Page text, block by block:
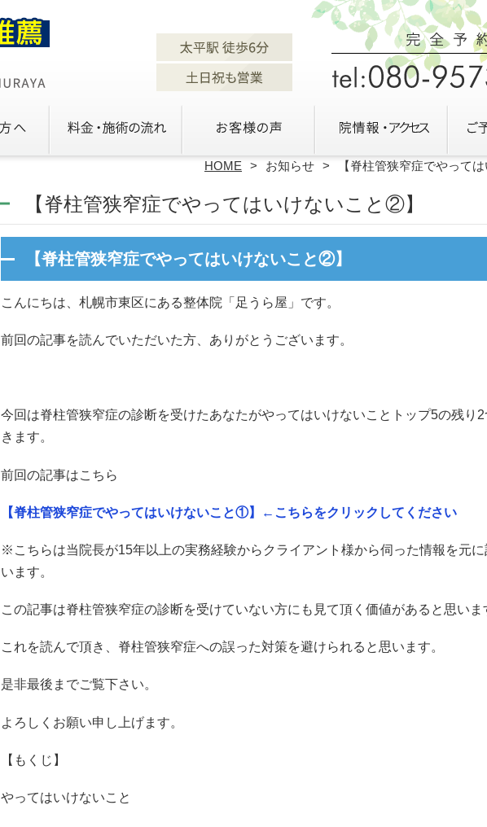
HOME お知らせ 【脊柱管狭窄症でやって
【脊柱管狭窄症でやってはいけないこと②】
【脊柱管狭窄症でやってはいけないこと②】
こんにちは、札幌市東区にある整体院「足うら屋」です。
前回の記事を読んでいただいた方、ありがとうございます。
今回は脊柱管狭窄症の診断を受けたあなたがやってはいけないこと トップ5の残り
きます。
前回の記事はこちら
【脊柱管狭窄症でやってはいけないこと①】 ←こちらをクリックしてください
※こちらは当院長が15年以上の実務経験からクライアント様から伺った情報を元に
います。
この記事は脊柱管狭窄症の診断を受けていない方にも見て頂く価値があると思いま
これを読んで頂き、 脊柱管狭窄症への誤った対策を避けられると思います。
是非最後までご覧下さい。
よろしくお願い申し上げます。
【もくじ】
やってはいけないこと